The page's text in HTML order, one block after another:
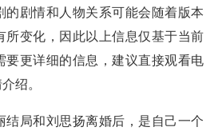
的剧情和人物关系可能会随着版本
所变化，因此以上信息仅基于当前
要更详细的信息，建议直接观看电
绍。
结局和刘思扬离婚后，是自己一个